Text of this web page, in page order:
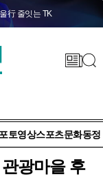
行 줄잇는 TK
포토영상스포츠문화동정
광마을 후